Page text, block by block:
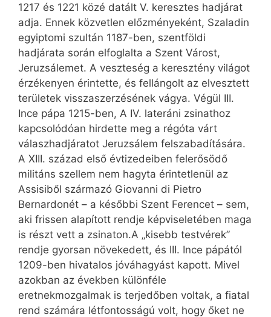
1217 és 1221 közé datált V. keresztes hadjárat
adja. Ennek közvetlen előzményeként, Szala­din
egyiptomi szultán 1187-ben, szentföldi
hadjárata során elfoglalta a Szent Várost,
Jeruzsálemet. A veszteség a keresztény világot
érzékenyen érintette, és fellángolt az elvesztett
területek visszaszerzésének vágya. Végül III.
Ince pápa 1215-ben, A IV. lateráni zsinathoz
kapcsolódóan hirdette meg a régóta várt
válaszhadjáratot Jeruzsálem felszabadítására.
A XIII. század első évtizedeiben felerősödő
militáns szellem nem hagyta érintetlenül az
Assisiből származó Giovanni di Pietro
Bernardonét – a későbbi Szent Ferencet – sem,
aki frissen alapított rendje képviseletében maga
is részt vett a zsinaton.A „kisebb testvérek”
rendje gyorsan növekedett, és III. Ince pápától
1209-ben hivatalos jóváhagyást kapott. Mivel
azokban az években különféle
eretnekmozgalmak is terjedőben voltak, a fiatal
rend számára létfontosságú volt, hogy őket ne